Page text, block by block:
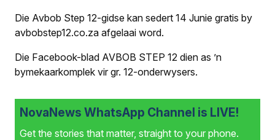
Die Avbob Step 12-gidse kan sedert 14 Junie gratis by
avbobstep12.co.za afgelaai word.
Die Facebook-blad AVBOB STEP 12 dien as ’n
bymekaarkomplek vir gr. 12-onderwysers.
NovaNews WhatsApp Channel is LIVE!
Get the stories that matter, straight to your phone.